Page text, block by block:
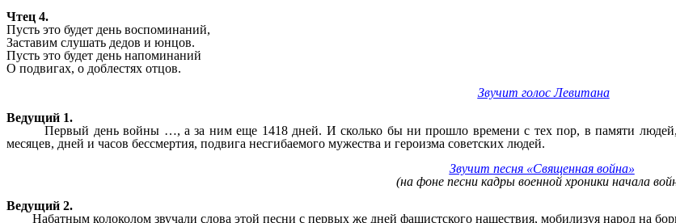
Чтец 4.
Пусть это будет день воспоминаний,
Заставим слушать дедов и юнцов.
Пусть это будет день напоминаний
О подвигах, о доблестях отцов.
Звучит голос Левитана
Ведущий 1.
Первый день войны …, а за ним еще 1418 дней. И сколько бы ни прошло времени с тех пор, в памяти людей,
месяцев, дней и часов бессмертия, подвига несгибаемого мужества и героизма советских людей.
Звучит песня «Священная война»
(на фоне песни кадры военной хроники начала
Ведущий 2.
Набатным колоколом звучали слова этой песни с первых же дней фашистского нашествия, мобилизуя народ на